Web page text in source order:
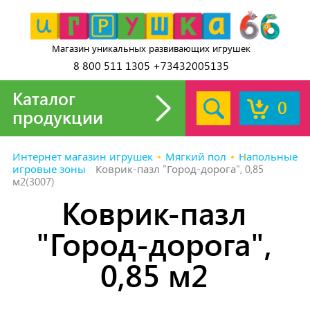
Магазин уникальных развивающих игрушек
8 800 511 1305 +73432005135
0
Каталог
продукции
Интернет магазин игрушек Мягкий пол
Напольные
игровые зоны
Коврик-пазл "Город-дорога", 0,85
м2(3007)
Коврик-пазл
"Город-дорога",
0,85 м2